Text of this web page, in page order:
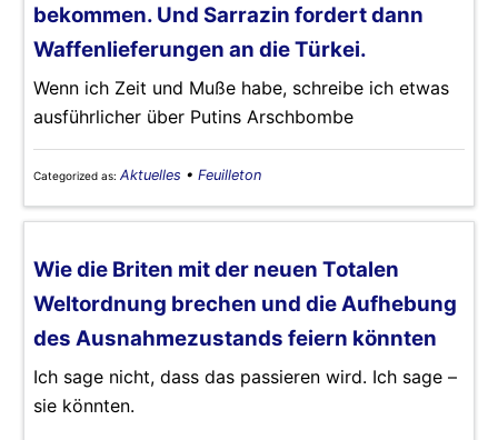
bekommen. Und Sarrazin fordert dann
Waffenlieferungen an die Türkei.
Wenn ich Zeit und Muße habe, schreibe ich etwas
ausführlicher über Putins Arschbombe
Categorized as: Aktuelles • Feuilleton
Wie die Briten mit der neuen Totalen
Weltordnung brechen und die Aufhebung
des Ausnahmezustands feiern könnten
Ich sage nicht, dass das passieren wird. Ich sage –
sie könnten.